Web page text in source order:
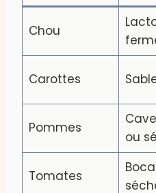
Chou
Carottes
Pommes
ou
Tomates